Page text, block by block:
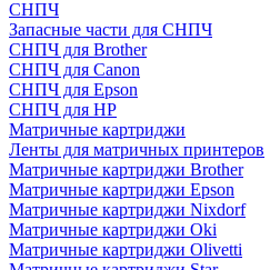
СНПЧ
Запасные части для СНПЧ
СНПЧ для Brother
СНПЧ для Canon
СНПЧ для Epson
СНПЧ для HP
Матричные картриджи
Ленты для матричных принтеров
Матричные картриджи Brother
Матричные картриджи Epson
Матричные картриджи Nixdorf
Матричные картриджи Oki
Матричные картриджи Olivetti